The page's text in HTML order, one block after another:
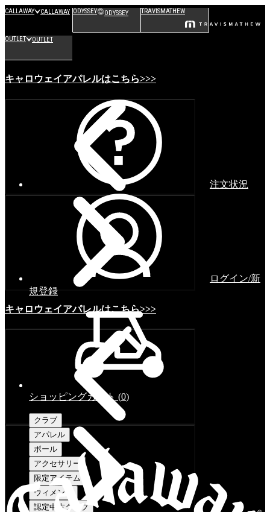
CALLAWAY CALLAWAY ODYSSEY ODYSSEY TRAVISMATHEW
OUTLET OUTLET
キャロウェイアパレルはこちら>>>
キャロウェイアパレルはこちら>>>
注文状況
ログイン/新
規登録
ショッピングカート (0)
クラブ
アパレル
ボール
アクセサリー
限定アイテム
ウィメンズ
認定中古クラブ